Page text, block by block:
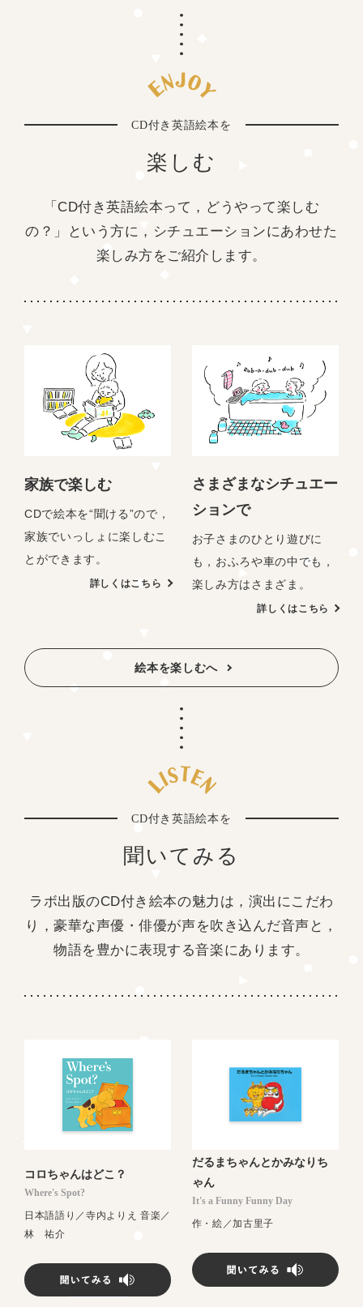
CD付き英語絵本を
楽しむ
「CD付き英語絵本って，どうやって楽しむ
の？」という方に， シチュエーションにあわせた
楽しみ方をご紹介します。
家族で楽しむ
CDで絵本を“聞ける”ので，
家族でいっしょに楽しむこ
とができます。
詳しくはこちら
さまざまなシチュエー
ションで
お子さまのひとり遊びに
も，おふろや車の中でも，
楽しみ方はさまざま。
詳しくはこちら
絵本を楽しむへ
CD付き英語絵本を
聞いてみる
ラボ出版のCD付き絵本の魅力は，演出にこだわ
り，豪華な声優・俳優が声を吹き込んだ音声と，
物語を豊かに表現する音楽にあります。
コロちゃんはどこ？
Where's Spot?
日本語語り／寺内よりえ 音楽／
林 祐介
だるまちゃんとかみなりち
ゃん
It's a Funny Funny Day
作・絵／加古里子